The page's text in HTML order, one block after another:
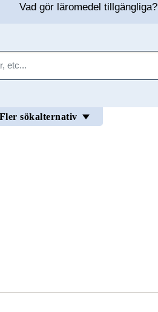
Vad gör läromedel tillgängliga?
Fler sökalternativ